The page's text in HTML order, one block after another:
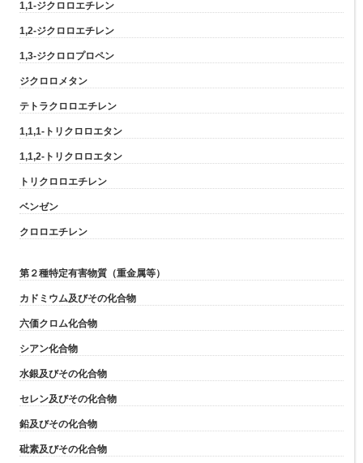
1,1-ジクロロエチレン
1,2-ジクロロエチレン
1,3-ジクロロプロペン
ジクロロメタン
テトラクロロエチレン
1,1,1-トリクロロエタン
1,1,2-トリクロロエタン
トリクロロエチレン
ベンゼン
クロロエチレン
第２種特定有害物質（重金属等）
カドミウム及びその化合物
六価クロム化合物
シアン化合物
水銀及びその化合物
セレン及びその化合物
鉛及びその化合物
砒素及びその化合物